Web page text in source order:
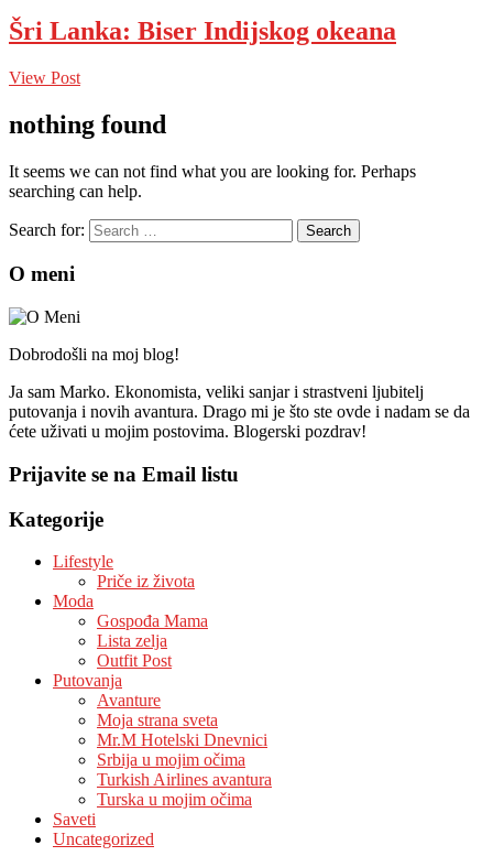
Šri Lanka: Biser Indijskog okeana
View Post
nothing found
It seems we can not find what you are looking for. Perhaps
searching can help.
Search for:
O meni
Dobrodošli na moj blog!
Ja sam Marko. Ekonomista, veliki sanjar i strastveni ljubitelj
putovanja i novih avantura. Drago mi je što ste ovde i nadam se da
ćete uživati u mojim postovima. Blogerski pozdrav!
Prijavite se na Email listu
Kategorije
Lifestyle
Priče iz života
Moda
Gospođa Mama
Lista zelja
Outfit Post
Putovanja
Avanture
Moja strana sveta
Mr.M Hotelski Dnevnici
Srbija u mojim očima
Turkish Airlines avantura
Turska u mojim očima
Saveti
Uncategorized